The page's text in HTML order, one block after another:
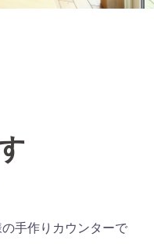
手作りカウンターで